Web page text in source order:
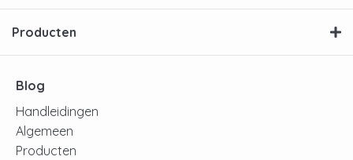
Producten
Blog
Handleidingen
Algemeen
Producten